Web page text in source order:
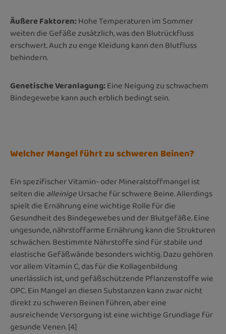
Äußere Faktoren:Hohe Temperaturen im Sommer
weiten die Gefäße zusätzlich, was den Blutrückfluss
erschwert. Auch zu enge Kleidung kann den Blutfluss
behindern.
Genetische Veranlagung:Eine Neigung zu schwachem
Bindegewebe kann auch erblich bedingt sein.
Welcher Mangel führt zu schweren Beinen?
Ein spezifischer Vitamin- oder Mineralstoffmangel ist
selten diealleinigeUrsache für schwere Beine. Allerdings
spielt die Ernährung eine wichtige Rolle für die
Gesundheit des Bindegewebes und der Blutgefäße. Eine
ungesunde, nährstoffarme Ernährung kann die Strukturen
schwächen. Bestimmte Nährstoffe sind für stabile und
elastische Gefäßwände besonders wichtig. Dazu gehören
vor allem Vitamin C, das für die Kollagenbildung
unerlässlich ist, und gefäßschützende Pflanzenstoffe wie
OPC. Ein Mangel an diesen Substanzen kann zwar nicht
direkt zu schweren Beinen führen, aber eine
ausreichende Versorgung ist eine wichtige Grundlage für
gesunde Venen. [4]